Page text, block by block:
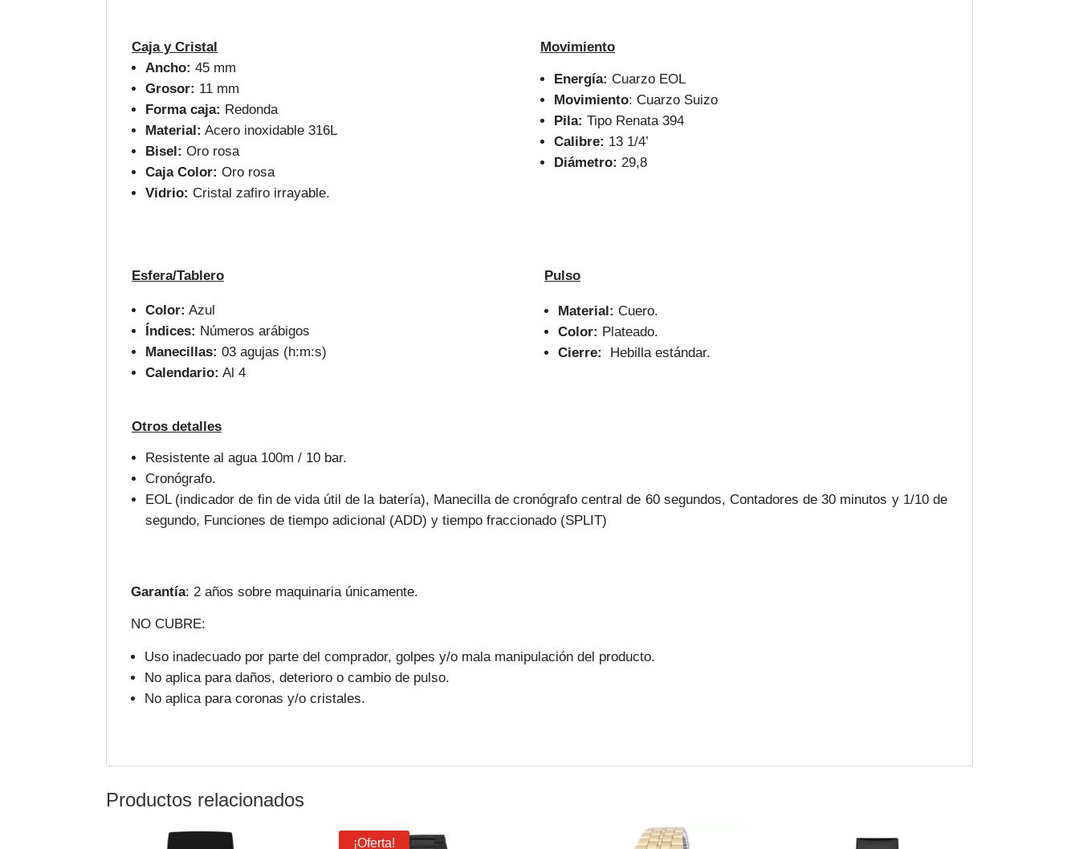
Caja y Cristal
Movimiento
Ancho: 45 mm
Grosor: 11 mm
Forma caja: Redonda
Material: Acero inoxidable 316L
Bisel: Oro rosa
Caja Color: Oro rosa
Vidrio: Cristal zafiro irrayable.
Energía: Cuarzo EOL
Movimiento: Cuarzo Suizo
Pila: Tipo Renata 394
Calibre: 13 1/4’
Diámetro: 29,8
Esfera/Tablero Pulso
Color: Azul
Índices: Números arábigos
Manecillas: 03 agujas (h:m:s)
Calendario: Al 4
Material: Cuero.
Color: Plateado.
Cierre:
Hebilla estándar.
Otros detalles
Resistente al agua 100m / 10 bar.
Cronógrafo.
EOL (indicador de fin de vida útil de la batería), Manecilla de cronógrafo central de 60 segundos, Contadores de 30 minutos y 1/10 de
segundo, Funciones de tiempo adicional (ADD) y tiempo fraccionado (SPLIT)
Garantía: 2 años sobre maquinaria únicamente.
NO CUBRE:
Uso inadecuado por parte del comprador, golpes y/o mala manipulación del producto.
No aplica para daños, deterioro o cambio de pulso.
No aplica para coronas y/o cristales.
Productos relacionados
¡Oferta!